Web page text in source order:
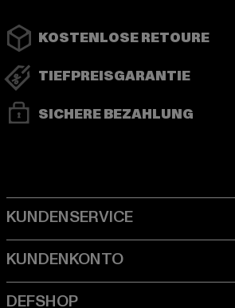
KOSTENLOSE RETOURE
TIEFPREISGARANTIE
SICHERE BEZAHLUNG